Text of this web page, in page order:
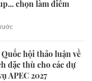
chọn làm điểm
Quốc hội thảo luận về
đặc thù cho các dự
APEC 2027